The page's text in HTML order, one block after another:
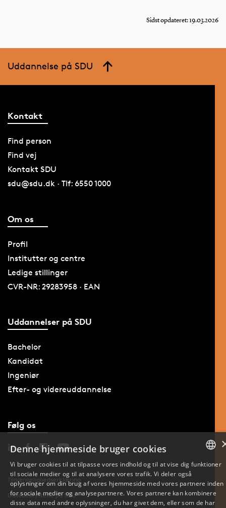
Sidst opdateret: 19.03.2026
Uddannelse på SDU
Kontakt
Find person
Find vej
Kontakt SDU
sdu@sdu.dk · Tlf: 6550 1000
Om os
Profil
Institutter og centre
Ledige stillinger
CVR-NR: 29283958 · EAN
Uddannelser på SDU
Bachelor
Kandidat
Ingeniør
Efter- og videreuddannelse
Følg os
Tilgængelighedserklæring
Databeskyttelse på SDU ENGLISH
Denne hjemmeside bruger cookies
Vi bruger cookies til at tilpasse vores indhold og til at vise dig funktioner
til sociale medier og til at analysere vores trafik. Vi deler også
oplysninger om din brug af vores hjemmeside med vores partnere inden
for sociale medier og analysepartnere. Vores partnere kan kombinere
disse data med andre oplysninger, du har givet dem, eller som de har